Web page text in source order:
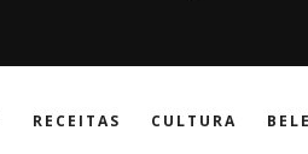
RECEITAS CULTURA